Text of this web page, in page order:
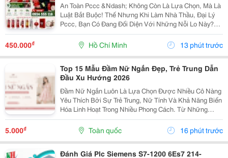
An Toàn Pccc &Ndash; Không Còn Là Lựa Chọn, Mà Là
Luật Bắt Buộc! Thế Nhưng Khi Làm Nhà Thầu, Đại Lý
Pccc, Bạn Có Đang Đối Diện Với Những Nỗi Lo Này?
Đại Lý Nhỏ: Sợ Ôm Hàng, Vốn Chôn, Rủi Ro Cao. Nhà
Thầu: Hồ Sơ Pháp Lý Không Đủ, Công Trình Chậm...
450.000₫ Hồ Chí Minh 13 phút trước
Top 15 Mẫu Đầm Nữ Ngắn Đẹp, Trẻ Trung Dẫn
Đầu Xu Hướng 2026
Đầm Nữ Ngắn Luôn Là Lựa Chọn Được Nhiều Cô Nàng
Yêu Thích Bởi Sự Trẻ Trung, Nữ Tính Và Khả Năng Biến
Hóa Linh Hoạt Trong Nhiều Phong Cách. Từ Những
Thiết Kế Babydoll Đáng Yêu, Đầm Chữ A Thanh Lịch
Đến Kiểu Trễ Vai Quyến Rũ Hay Tay Phồng Điệu Đà,
5.000₫ Toàn quốc 16 phút trước
Đánh Giá Plc Siemens S7-1200 6Es7 214-